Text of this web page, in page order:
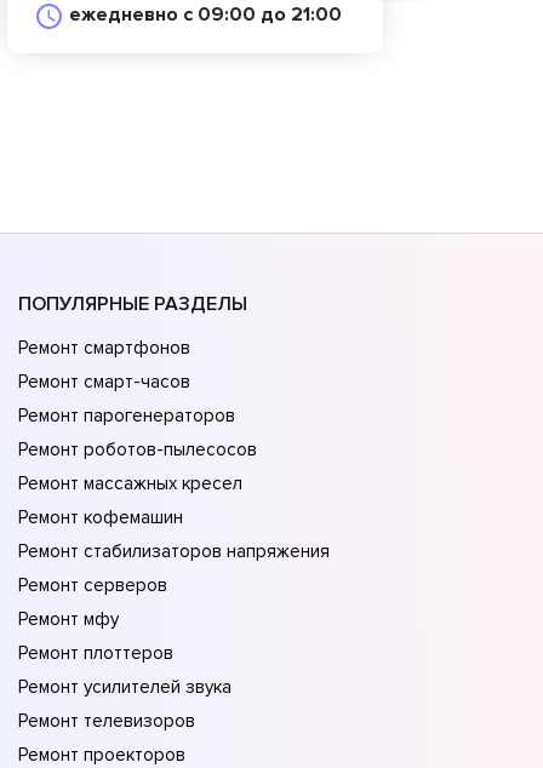
ежедневно с 09:00 до 21:00
ПОПУЛЯРНЫЕ РАЗДЕЛЫ
Ремонт смартфонов
Ремонт смарт-часов
Ремонт парогенераторов
Ремонт роботов-пылесосов
Ремонт массажных кресел
Ремонт кофемашин
Ремонт стабилизаторов напряжения
Ремонт серверов
Ремонт мфу
Ремонт плоттеров
Ремонт усилителей звука
Ремонт телевизоров
Ремонт проекторов